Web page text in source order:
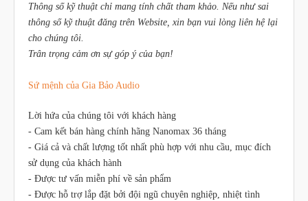
Thông số kỹ thuật chỉ mang tính chất tham khảo. Nếu như sai
thông số kỹ thuật đăng trên Website, xin bạn vui lòng liên hệ lại
cho chúng tôi.
Trân trọng cảm ơn sự góp ý của bạn!
Sứ mệnh của Gia Bảo Audio
Lời hứa của chúng tôi với khách hàng
- Cam kết bán hàng chính hãng Nanomax 36 tháng
- Giá cả và chất lượng tốt nhất phù hợp với nhu cầu, mục đích
sử dụng của khách hành
- Được tư vấn miễn phí về sản phẩm
- Được hỗ trợ lắp đặt bởi đội ngũ chuyên nghiệp, nhiệt tình